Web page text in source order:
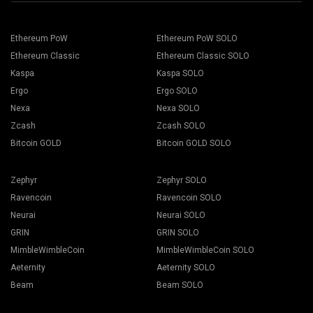
เลือก กระเป๋าเงิน เหรียญ และนักขุด จากรายการแบบเลื่อนลง
เซิร์ฟเวอร์ที่ใกล้ที่สุดกับคุณ ตำแหน่งเริ่มต้นสำหรับยุโรปคือ EU
เลือกซอฟต์แวร์การขุดที่เหมาะสม พบซอฟต์แวร์การขุดที่แนะนำ
Ethereum PoW
Ethereum Classic
Kaspa
Ergo
Nexa
Zcash
Bitcoin GOLD
Ethereum PoW SOLO
Ethereum Classic SOLO
Kaspa SOLO
Ergo SOLO
Nexa SOLO
Zcash SOLO
Bitcoin GOLD SOLO
Zephyr
Ravencoin
Neurai
GRIN
MimbleWimbleCoin
Aeternity
Beam
Zephyr SOLO
Ravencoin SOLO
Neurai SOLO
GRIN SOLO
MimbleWimbleCoin SOLO
Aeternity SOLO
Beam SOLO